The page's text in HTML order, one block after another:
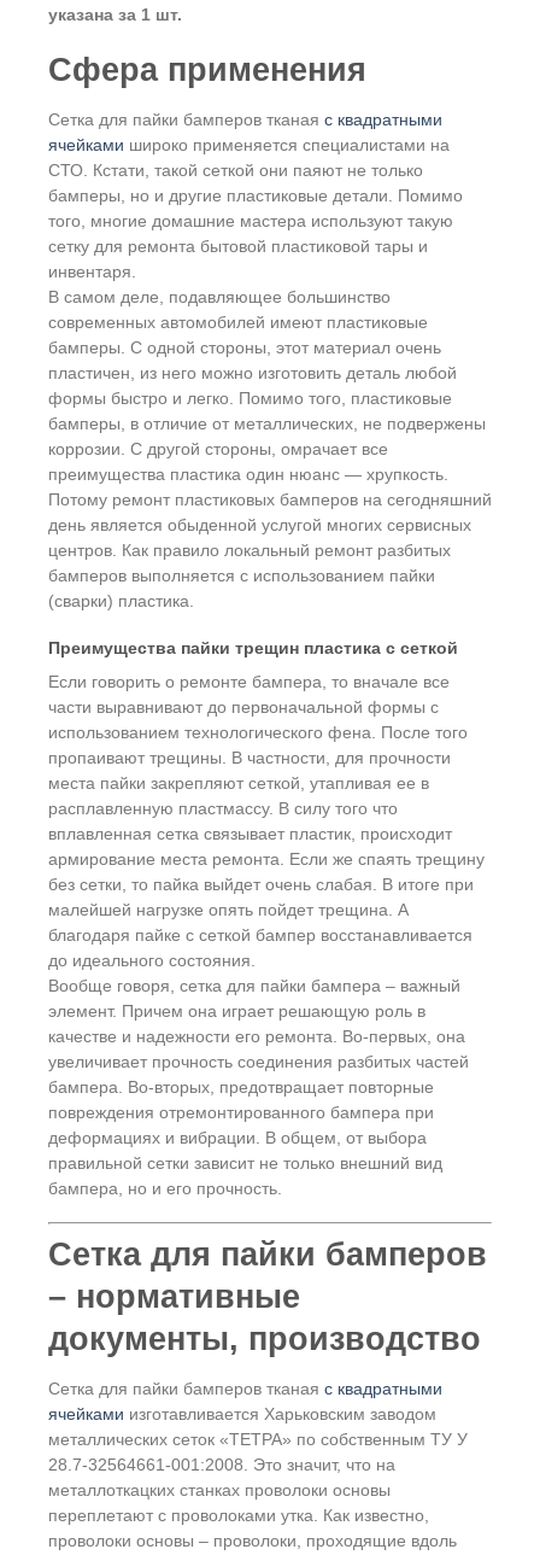
указана за 1 шт.
Сфера применения
Сетка для пайки бамперов тканая с квадратными
ячейками широко применяется специалистами на
СТО. Кстати, такой сеткой они паяют не только
бамперы, но и другие пластиковые детали. Помимо
того, многие домашние мастера используют такую
сетку для ремонта бытовой пластиковой тары и
инвентаря.
В самом деле, подавляющее большинство
современных автомобилей имеют пластиковые
бамперы. С одной стороны, этот материал очень
пластичен, из него можно изготовить деталь любой
формы быстро и легко. Помимо того, пластиковые
бамперы, в отличие от металлических, не подвержены
коррозии. С другой стороны, омрачает все
преимущества пластика один нюанс — хрупкость.
Потому ремонт пластиковых бамперов на сегодняшний
день является обыденной услугой многих сервисных
центров. Как правило локальный ремонт разбитых
бамперов выполняется с использованием пайки
(сварки) пластика.
Преимущества пайки трещин пластика с сеткой
Если говорить о ремонте бампера, то вначале все
части выравнивают до первоначальной формы с
использованием технологического фена. После того
пропаивают трещины. В частности, для прочности
места пайки закрепляют сеткой, утапливая ее в
расплавленную пластмассу. В силу того что
вплавленная сетка связывает пластик, происходит
армирование места ремонта. Если же спаять трещину
без сетки, то пайка выйдет очень слабая. В итоге при
малейшей нагрузке опять пойдет трещина. А
благодаря пайке с сеткой бампер восстанавливается
до идеального состояния.
Вообще говоря, сетка для пайки бампера – важный
элемент. Причем она играет решающую роль в
качестве и надежности его ремонта. Во-первых, она
увеличивает прочность соединения разбитых частей
бампера. Во-вторых, предотвращает повторные
повреждения отремонтированного бампера при
деформациях и вибрации. В общем, от выбора
правильной сетки зависит не только внешний вид
бампера, но и его прочность.
Сетка для пайки бамперов
– нормативные
документы, производство
Сетка для пайки бамперов тканая с квадратными
ячейками изготавливается Харьковским заводом
металлических сеток «ТЕТРА» по собственным ТУ У
28.7-32564661-001:2008. Это значит, что на
металлоткацких станках проволоки основы
переплетают с проволоками утка. Как известно,
проволоки основы – проволоки, проходящие вдоль